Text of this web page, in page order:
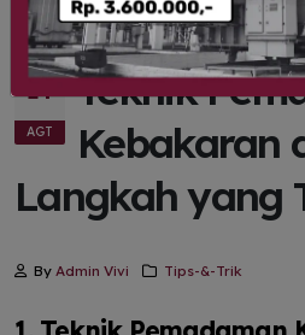
14
AGT
Teknik
Kebakaran
Langkah yang
By Admin Vivi Tips-&-Trik